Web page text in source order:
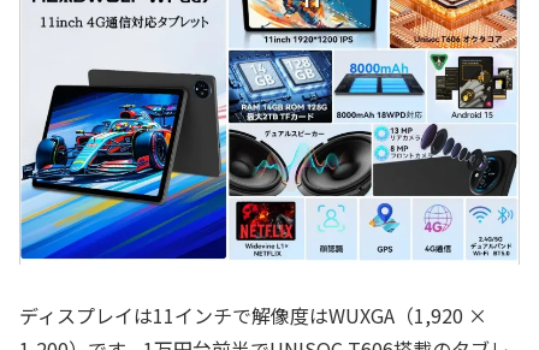
ディスプレイは11インチで解像度はWUXGA（1,920 ×